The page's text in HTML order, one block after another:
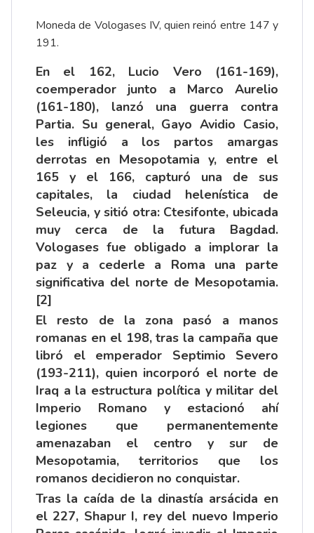
Moneda de Vologases IV, quien reinó entre 147 y
191.
En el 162, Lucio Vero (161-169),
coemperador junto a Marco Aurelio
(161-180), lanzó una guerra contra
Partia. Su general, Gayo Avidio Casio,
les infligió a los partos amargas
derrotas en Mesopotamia y, entre el
165 y el 166, capturó una de sus
capitales, la ciudad helenística de
Seleucia, y sitió otra: Ctesifonte, ubicada
muy cerca de la futura Bagdad.
Vologases fue obligado a implorar la
paz y a cederle a Roma una parte
significativa del norte de Mesopotamia.
[2]
El resto de la zona pasó a manos
romanas en el 198, tras la campaña que
libró el emperador Septimio Severo
(193-211), quien incorporó el norte de
Iraq a la estructura política y militar del
Imperio Romano y estacionó ahí
legiones que permanentemente
amenazaban el centro y sur de
Mesopotamia, territorios que los
romanos decidieron no conquistar.
Tras la caída de la dinastía arsácida en
el 227, Shapur I, rey del nuevo Imperio